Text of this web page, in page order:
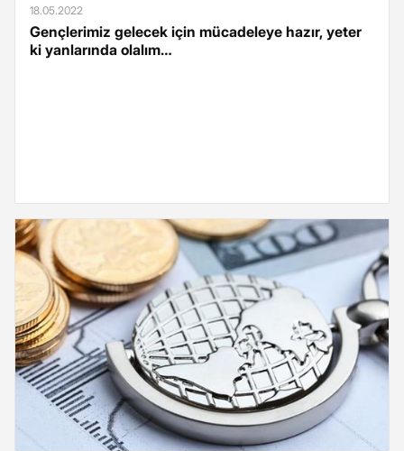
18.05.2022
Gençlerimiz gelecek için mücadeleye hazır, yeter
ki yanlarında olalım…